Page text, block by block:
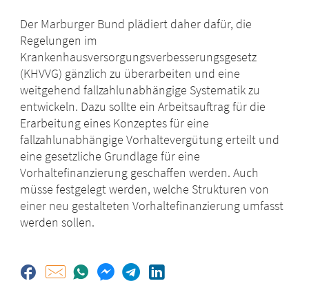
Der Marburger Bund plädiert daher dafür, die
Regelungen im
Krankenhausversorgungsverbesserungsgesetz
(KHVVG) gänzlich zu überarbeiten und eine
weitgehend fallzahlunabhängige Systematik zu
entwickeln. Dazu sollte ein Arbeitsauftrag für die
Erarbeitung eines Konzeptes für eine
fallzahlunabhängige Vorhaltevergütung erteilt und
eine gesetzliche Grundlage für eine
Vorhaltefinanzierung geschaffen werden. Auch
müsse festgelegt werden, welche Strukturen von
einer neu gestalteten Vorhaltefinanzierung umfasst
werden sollen.